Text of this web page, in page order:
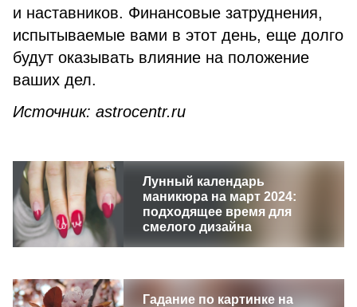
и наставников. Финансовые затруднения,
испытываемые вами в этот день, еще долго
будут оказывать влияние на положение
ваших дел.
Источник: astrocentr.ru
Лунный календарь
маникюра на март 2024:
подходящее время для
смелого дизайна
Гадание по картинке на